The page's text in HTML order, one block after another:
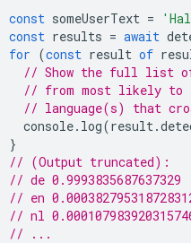
const someUserText =
const results = await
for (const result of
// Show the full list of
// from most likely to
// language(s) that
console. log(result.
}
// (Output truncated):
// de 0.9993835687637329
// en
// nl
// ...